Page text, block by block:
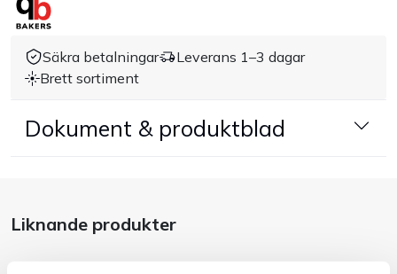
Plåtbyte
Monin
Handla efter bransch
Outlet
Säkra betalningar
Leverans 1–3 dagar
Brett sortiment
Dokument & produktblad
Liknande produkter